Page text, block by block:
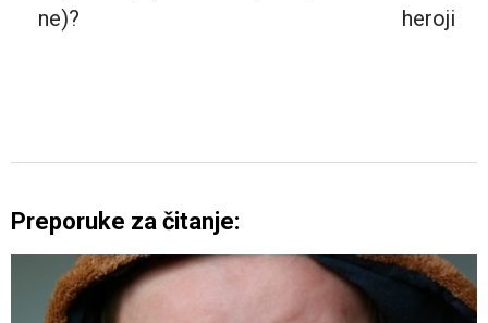
ne)?
heroji
Preporuke za čitanje: